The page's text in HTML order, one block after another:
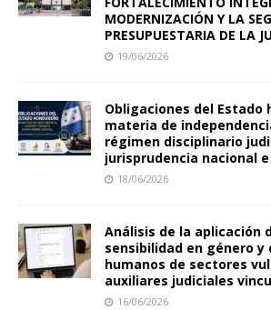
MODERNIZACIÓN Y LA
PRESUPUESTARIA DE LA
19/06/2026
Obligaciones del Estado
materia de
régimen disciplinario
jurisprudencia nacional
18/06/2026
Análisis de la aplicación
sensibilidad en género y
humanos de sectores
auxiliares judiciales
16/06/2026